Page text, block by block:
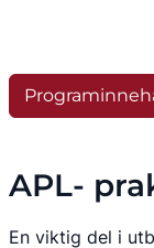
APL-
En viktig del i